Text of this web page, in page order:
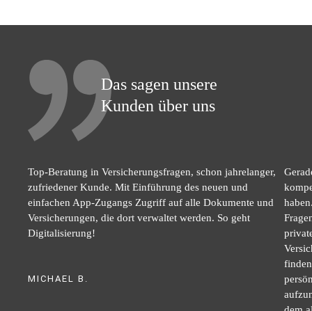
Das sagen unsere
Kunden über uns
Top-Beratung in Versicherungsfragen, schon jahrelanger,
zufriedener Kunde. Mit Einführung des neuen und
einfachen App-Zugangs Zugriff auf alle Dokumente und
Versicherungen, die dort verwaltet werden. So geht
Digitalisierung!
MICHAEL B.